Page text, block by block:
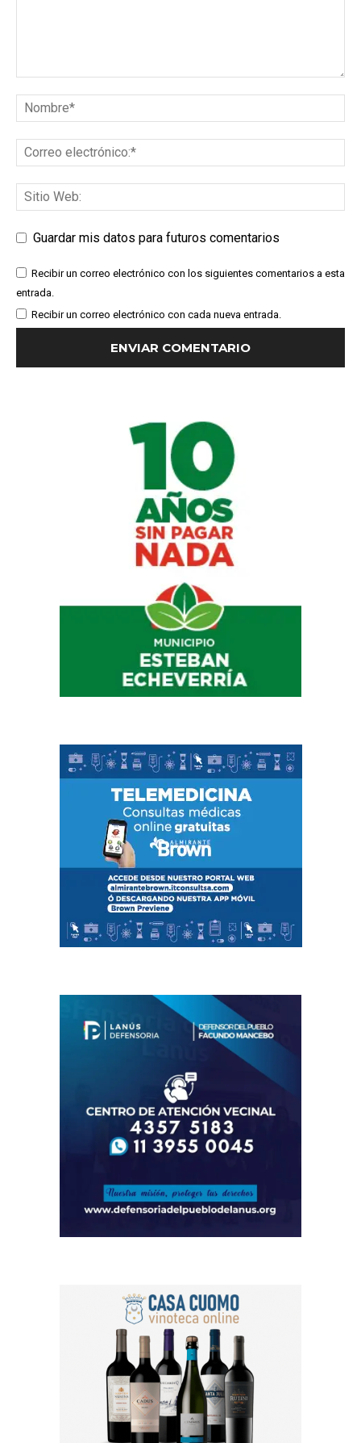
Guardar mis datos para futuros comentarios
Recibir un correo electrónico con los siguientes comentarios a esta
entrada.
Recibir un correo electrónico con cada nueva entrada.